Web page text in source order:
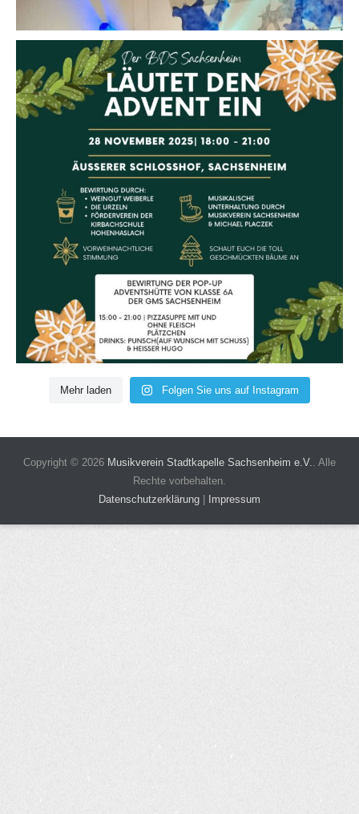
🎄 Der BDS Sachsenheim läutet den Advent ein! 🎄
📅 Wann?
28. November 2025, 18:00–21:00 Uhr
📍 Wo?
Äußerer Schlosshof Sachsenheim
✨ Freut euch auf eine vorweihnachtliche Stimmung mit:
🎶 Musikalischer Unterhaltung vom Musikverein Sachsenheim
mvs_sachsenheim & placzek.michael
🎄 Schaut euch die toll geschmückten Weihnachtsbäumen der Vereine,
Kindergärten und Schulen an
🍷 Bewirtung durch das Weingut Weiberle weingutweiberle , die Urzeln
urzelnzunft und der Förderverein der Kirchbachschule Hohenhaslach
⭐ Besonderes Highlight:
Die erste Bewirtung der Pop-Up-Adventshütte in der Lammstraße durch die
Klasse 6A der Gemeinschaftsschule Sachsenheim:
🕔 15:00–21:00 Uhr: Pizzasuppe mit und ohne Fleisch, sowie Plätzchen
☕ Getränke: Punsch (auf Wunsch mit Schuss) & Heißer Hugo
Kommt vorbei und startet mit uns gemeinsam in die Adventszeit! Wir freuen
uns auf euch! ❄️🎅✨
16 0
Mehr laden Folgen Sie uns auf Instagram
Copyright © 2026 Musikverein Stadtkapelle Sachsenheim e.V.. Alle
Rechte vorbehalten.
Datenschutzerklärung
Impressum